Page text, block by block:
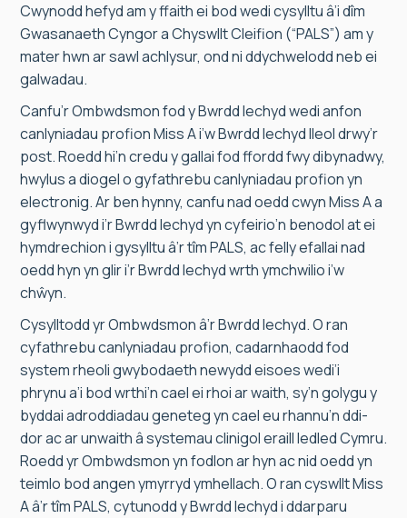
Cwynodd hefyd am y ffaith ei bod wedi cysylltu â’i dîm
Gwasanaeth Cyngor a Chyswllt Cleifion (“PALS”) am y
mater hwn ar sawl achlysur, ond ni ddychwelodd neb ei
galwadau.
Canfu’r Ombwdsmon fod y Bwrdd Iechyd wedi anfon
canlyniadau profion Miss A i’w Bwrdd Iechyd lleol drwy’r
post. Roedd hi’n credu y gallai fod ffordd fwy dibynadwy,
hwylus a diogel o gyfathrebu canlyniadau profion yn
electronig. Ar ben hynny, canfu nad oedd cwyn Miss A a
gyflwynwyd i’r Bwrdd Iechyd yn cyfeirio’n benodol at ei
hymdrechion i gysylltu â’r tîm PALS, ac felly efallai nad
oedd hyn yn glir i’r Bwrdd Iechyd wrth ymchwilio i’w
chŵyn.
Cysylltodd yr Ombwdsmon â’r Bwrdd Iechyd. O ran
cyfathrebu canlyniadau profion, cadarnhaodd fod
system rheoli gwybodaeth newydd eisoes wedi’i
phrynu a’i bod wrthi’n cael ei rhoi ar waith, sy’n golygu y
byddai adroddiadau geneteg yn cael eu rhannu’n ddi-
dor ac ar unwaith â systemau clinigol eraill ledled Cymru.
Roedd yr Ombwdsmon yn fodlon ar hyn ac nid oedd yn
teimlo bod angen ymyrryd ymhellach. O ran cyswllt Miss
A â’r tîm PALS, cytunodd y Bwrdd Iechyd i ddarparu